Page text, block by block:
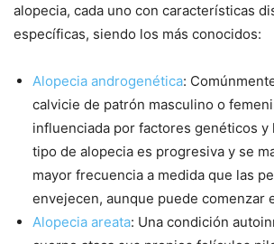
alopecia, cada uno con características
específicas, siendo los más conocidos:
Alopecia androgenética:
calvicie de patrón masculino o
influenciada por factores genéticos y
tipo de alopecia es progresiva y se
mayor frecuencia a medida que las
envejecen, aunque puede comenzar
Alopecia areata: Una condición